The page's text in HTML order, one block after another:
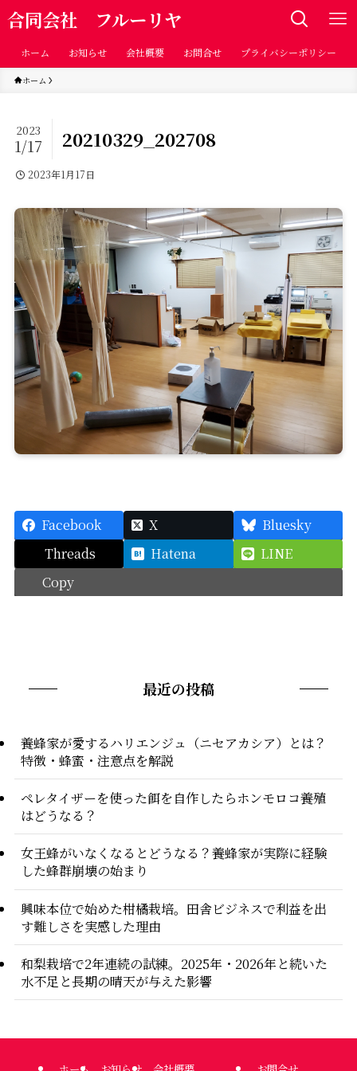
合同会社 フルーリヤ
ホーム お知らせ 会社概要 お問合せ プライバシーポリシー
ホーム
20210329_202708
2023
1/17
2023年1月17日
Facebook X
Bluesky
Threads
Hatena
LINE
Copy
最近の投稿
養蜂家が愛するハリエンジュ（ニセアカシア）とは？
特徴・蜂蜜・注意点を解説
ペレタイザーを使った餌を自作したらホンモロコ養殖
はどうなる？
女王蜂がいなくなるとどうなる？養蜂家が実際に経験
した蜂群崩壊の始まり
興味本位で始めた柑橘栽培。田舎ビジネスで利益を出
す難しさを実感した理由
和梨栽培で2年連続の試練。2025年・2026年と続いた
水不足と長期の晴天が与えた影響